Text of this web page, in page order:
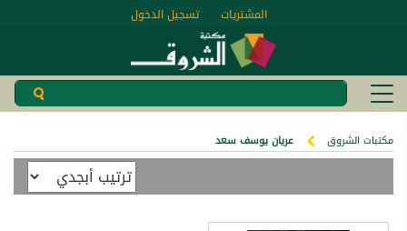
تسجيل الدخول المشتريات
مكتبات الشروق عريان يوسف سعد